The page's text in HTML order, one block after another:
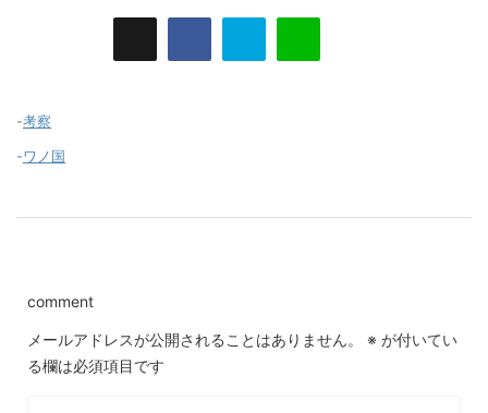
-考察
-ワノ国
comment
メールアドレスが公開されることはありません。 ※ が付いてい
る欄は必須項目です